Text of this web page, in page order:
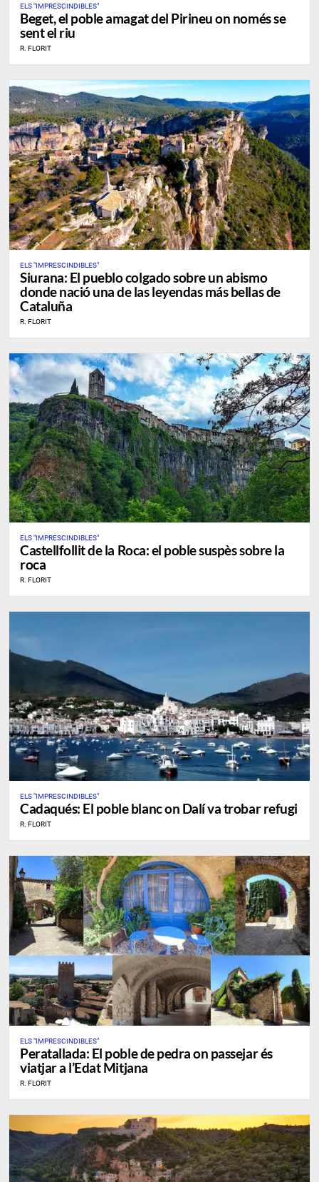
ELS "IMPRESCINDIBLES"
​Beget, el poble amagat del Pirineu on només se
sent el riu
R. FLORIT
ELS "IMPRESCINDIBLES"
Siurana: El pueblo colgado sobre un abismo
donde nació una de las leyendas más bellas de
Cataluña
R. FLORIT
ELS "IMPRESCINDIBLES"
Castellfollit de la Roca: el poble suspès sobre la
roca
R. FLORIT
ELS "IMPRESCINDIBLES"
Cadaqués: El poble blanc on Dalí va trobar refugi
R. FLORIT
ELS "IMPRESCINDIBLES"
Peratallada: El poble de pedra on passejar és
viatjar a l’Edat Mitjana
R. FLORIT